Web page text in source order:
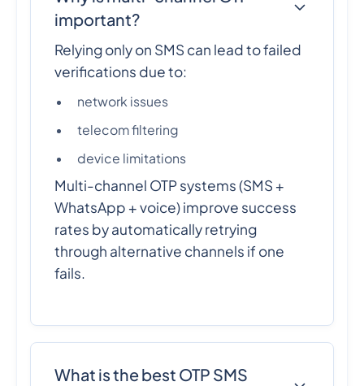
important?
Relying only on SMS can lead to failed
verifications due to:
network issues
telecom filtering
device limitations
Multi-channel OTP systems (SMS +
WhatsApp + voice) improve success
rates by automatically retrying
through alternative channels if one
fails.
What is the best OTP SMS